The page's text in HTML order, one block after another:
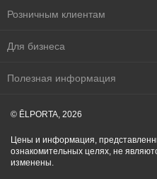
Розничным клиентам
Для бизнеса
Полезная информация
© ĒLPORTA, 2026
Цены и информация,
ознакомительных целях, не
изменены.